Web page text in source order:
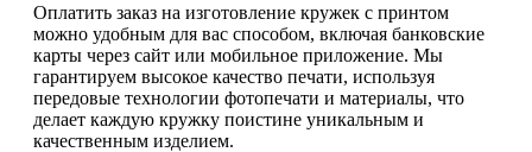
Оплатить заказ на изготовление кружек с принтом
можно удобным для вас способом, включая банковские
карты через сайт или мобильное приложение. Мы
гарантируем высокое качество печати, используя
передовые технологии фотопечати и материалы, что
делает каждую кружку поистине уникальным и
качественным изделием.